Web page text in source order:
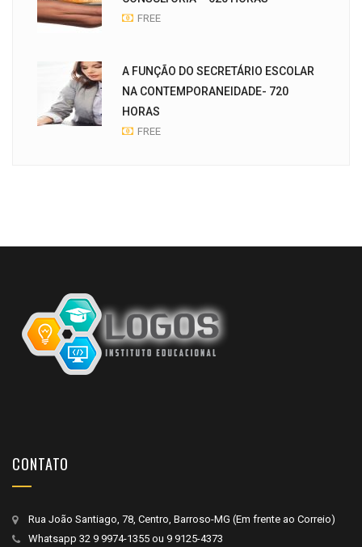
FREE
A FUNÇÃO DO SECRETÁRIO ESCOLAR
NA CONTEMPORANEIDADE- 720
HORAS
FREE
CONTATO
Rua João Santiago, 78, Centro, Barroso-MG (Em frente ao Correio)
Whatsapp 32 9 9974-1355 ou 9 9125-4373